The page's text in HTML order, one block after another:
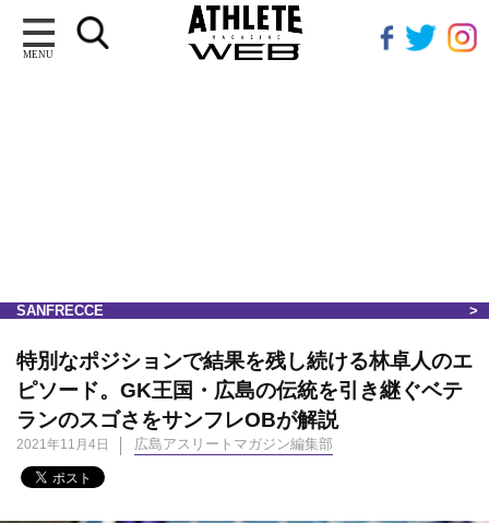
MENU
SANFRECCE
特別なポジションで結果を残し続ける林卓人のエ
ピソード。GK王国・広島の伝統を引き継ぐベテ
ランのスゴさをサンフレOBが解説
2021年11月4日 広島アスリートマガジン編集部